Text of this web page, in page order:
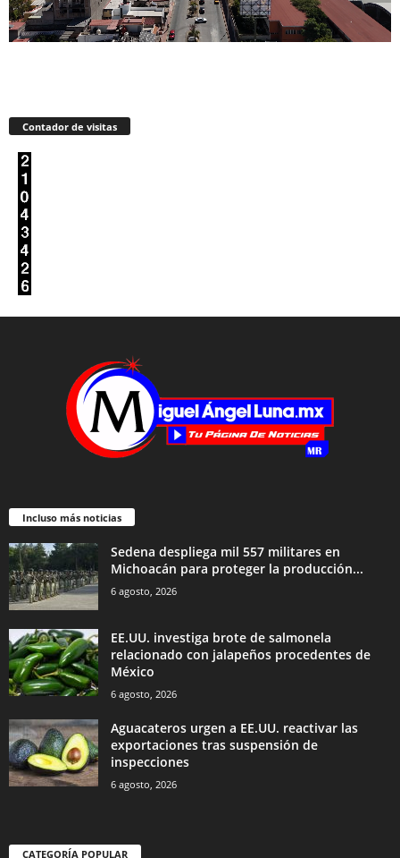
Contador de visitas
Incluso más noticias
Sedena despliega mil 557 militares en
Michoacán para proteger la producción...
6 agosto, 2026
EE.UU. investiga brote de salmonela
relacionado con jalapeños procedentes de
México
6 agosto, 2026
Aguacateros urgen a EE.UU. reactivar las
exportaciones tras suspensión de
inspecciones
6 agosto, 2026
CATEGORÍA POPULAR